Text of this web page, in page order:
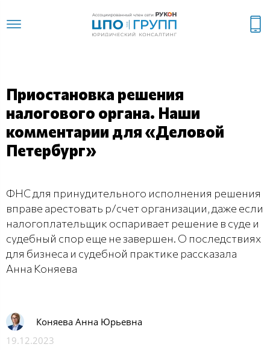
Приостановка решения
налогового органа. Наши
комментарии для «Деловой
Петербург»
ФНС для принудительного исполнения решения
вправе арестовать р/счет организации, даже если
налогоплательщик оспаривает решение в суде и
судебный спор еще не завершен. О последствиях
для бизнеса и судебной практике рассказала
Анна Коняева
Коняева Анна Юрьевна
19.12.2023